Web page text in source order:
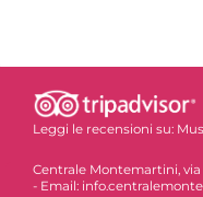
Leggi le recensioni su:
Centrale Montemartini, via
- Email: